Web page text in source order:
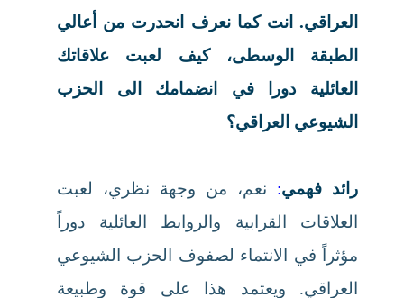
العراقي. انت كما نعرف انحدرت من أعالي
الطبقة الوسطى، كيف لعبت علاقاتك
العائلية دورا في انضمامك الى الحزب
الشيوعي العراقي؟
رائد فهمي: نعم، من وجهة نظري، لعبت
العلاقات القرابية والروابط العائلية دوراً
مؤثراً في الانتماء لصفوف الحزب الشيوعي
العراقي. ويعتمد هذا على قوة وطبيعة